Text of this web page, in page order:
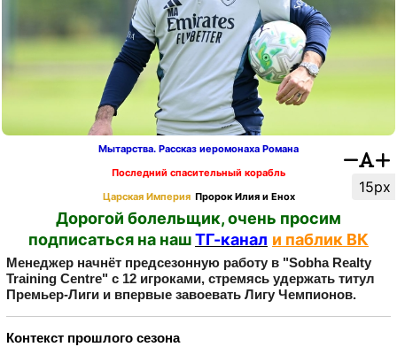
15px
Мытарства. Рассказ иеромонаха Романа
Последний спасительный корабль
Царская Империя Пророк Илия и Енох
Дорогой болельщик, очень просим
подписаться на нашТГ-канал и паблик ВК
Менеджер начнёт предсезонную работу в "Sobha Realty
Training Centre" с 12 игроками, стремясь удержать титул
Премьер‑Лиги и впервые завоевать Лигу Чемпионов.
Контекст прошлого сезона